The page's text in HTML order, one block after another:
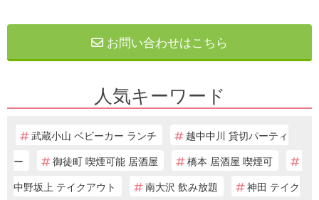
お問い合わせはこちら
人気キーワード
武蔵小山 ベビーカー ランチ
越中中川 貸切パーティ
ー
御徒町 喫煙可能 居酒屋
橋本 居酒屋 喫煙可
中野坂上 テイクアウト
南大沢 飲み放題
神田 テイク